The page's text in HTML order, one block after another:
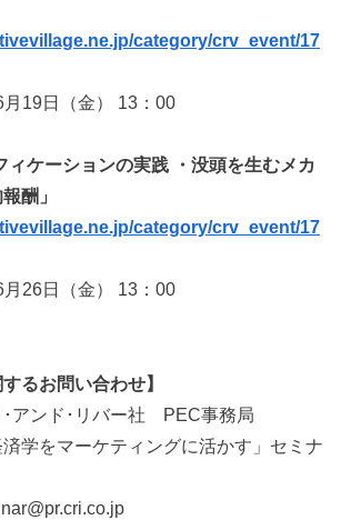
category/crv_event/17
19日（金） 13：00
ィケーションの実践 ・没頭を生むメカ
酬」
category/crv_event/17
26日（金） 13：00
るお問い合わせ】
･アンド･リバー社 PEC事務局
済学をマーケティングに活かす」セミナ